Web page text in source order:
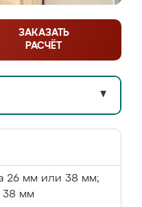
ЗАКАЗАТЬ
РАСЧЁТ
▼
26 мм или 38 мм;
38 мм